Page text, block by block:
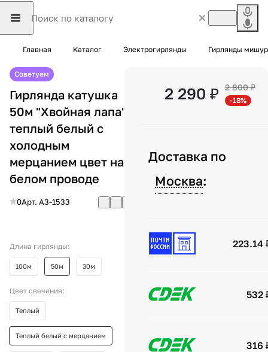
Главная Каталог Электрогирлянды Гирлянды
Советуем
Гирлянда катушка
50м "Хвойная лапа"
теплый белый c
холодным
мерцанием цвет на
белом проводе
0Арт. A3-1533
Длина гирлянды:
100м 50м 30м
Цвет свечения:
Теплый
Теплый белый с мерцанием
2 290 ₽ 2 800 ₽
-18%
Доставка по
Москва:
223.14
532
316